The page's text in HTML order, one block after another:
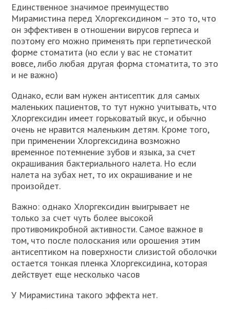
Единственное значимое преимущество
Мирамистина перед Хлоргексидином – это то, что
он эффективен в отношении вирусов герпеса и
поэтому его можно применять при герпетической
форме стоматита (но если у вас не стоматит
вовсе, либо любая другая форма стоматита, то это
и не важно)
Однако, если вам нужен антисептик для самых
маленьких пациентов, то тут нужно учитывать, что
Хлоргексидин имеет горьковатый вкус, и обычно
очень не нравится маленьким детям. Кроме того,
при применении Хлоргексидина возможно
временное потемнение зубов и языка, за счет
окрашивания бактериального налета. Но если
налета на зубах нет, то их окрашивание и не
произойдет.
Важно: однако Хлоргексидин выигрывает не
только за счет чуть более высокой
противомикробной активности. Самое важное в
том, что после полоскания или орошения этим
антисептиком на поверхности слизистой оболочки
остается тонкая пленка Хлоргексидина, которая
действует еще несколько часов
У Мирамистина такого эффекта нет.